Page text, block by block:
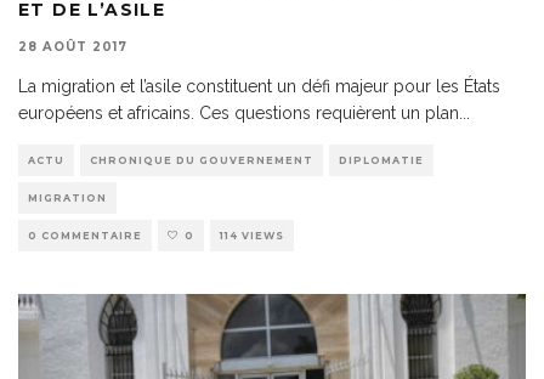
ET DE L’ASILE
28 AOÛT 2017
La migration et l’asile constituent un défi majeur pour les États
européens et africains. Ces questions requièrent un plan...
ACTU CHRONIQUE DU GOUVERNEMENT DIPLOMATIE
MIGRATION
0 COMMENTAIRE 0 114 VIEWS